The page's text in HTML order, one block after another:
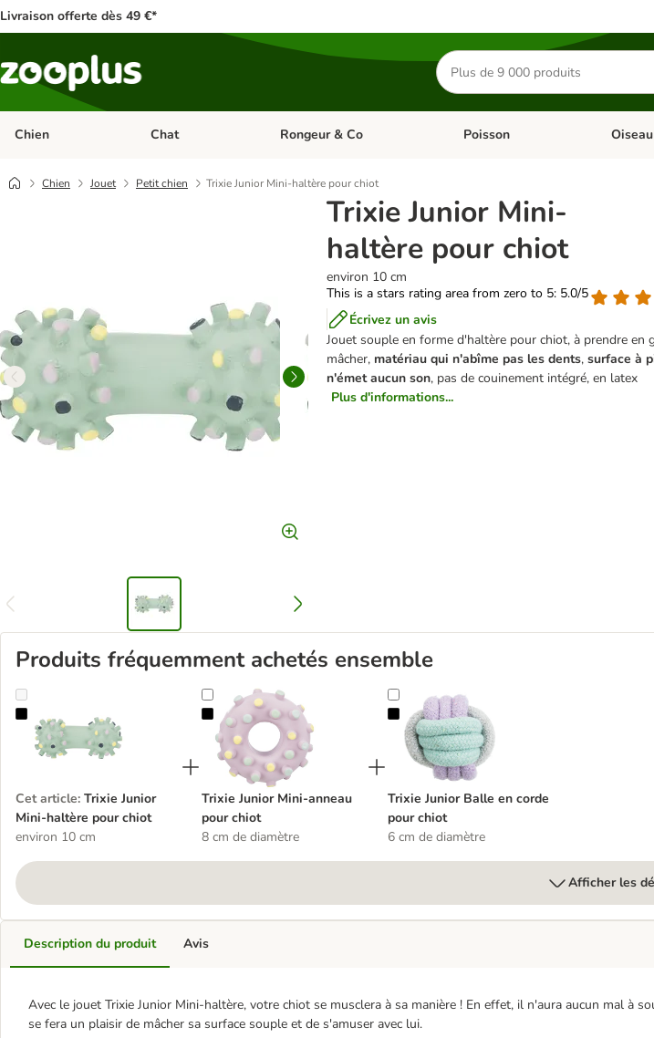
Livraison offerte dès 49 €*
Rechercher
des
produits
Chien Dérouler les catégories: Chien
Chat Dérouler les catégories: Chat
Rongeur & Co Dérouler les catégories: Rongeur &
Poisson Oiseau
Chien Jouet Petit chien Trixie Junior Mini-haltère pour chiot
Trixie Junior Mini-
haltère pour chiot
environ 10 cm
This is a stars rating area from zero to 5: 5.0/5
Écrivez un avis
Jouet souple en forme d'haltère pour chiot, à prendre en
mâcher, matériau qui n'abîme pas les dents,surface à
n'émet aucun son, pas de couinement intégré, en latex
Plus d'informations...
Produits fréquemment achetés ensemble
Trixie Junior Mini-haltère pour chiot
Cet article: Trixie Junior
Mini-haltère pour chiot
environ 10 cm
Trixie Junior Mini-anneau pour chiot
Trixie Junior Mini-anneau
pour chiot
8 cm de diamètre
Trixie Junior Balle en corde pour chiot
Trixie Junior Balle en corde
pour chiot
6 cm de diamètre
Afficher les
Description du produit
Avec le jouet Trixie Junior Mini-haltère, votre chiot se musclera à sa manière ! En effet, il n'aura aucun mal à
se fera un plaisir de mâcher sa surface souple et de s'amuser avec lui.
Avis